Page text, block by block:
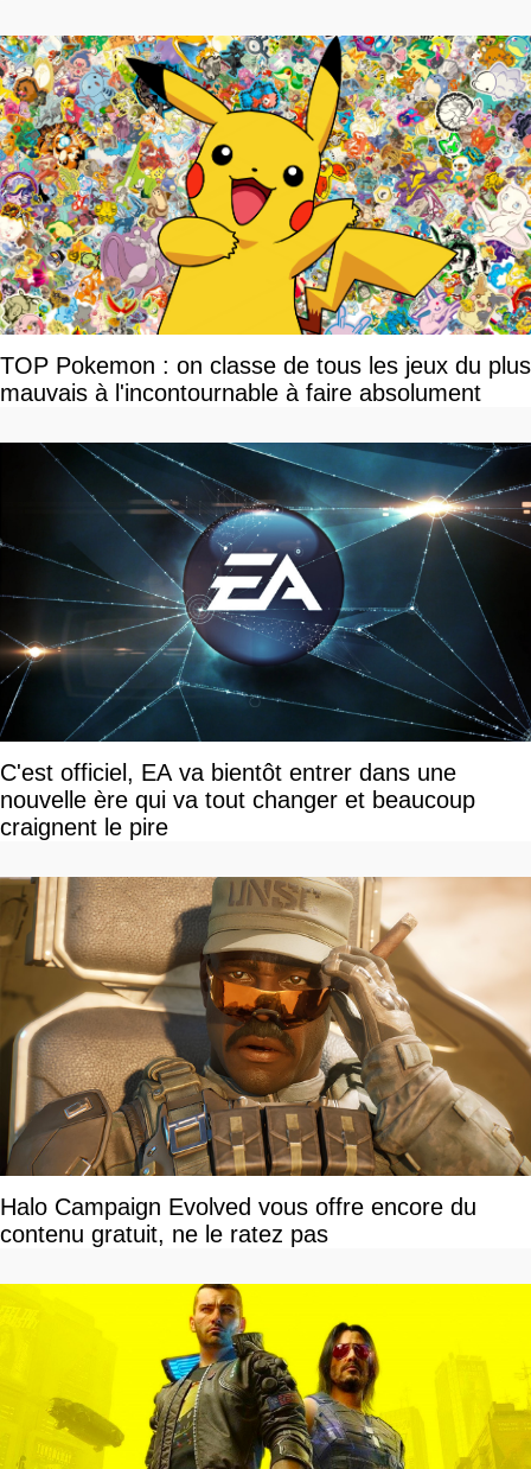
TOP Pokemon : on classe de tous les jeux du plus
mauvais à l'incontournable à faire absolument
C'est officiel, EA va bientôt entrer dans une
nouvelle ère qui va tout changer et beaucoup
craignent le pire
Halo Campaign Evolved vous offre encore du
contenu gratuit, ne le ratez pas